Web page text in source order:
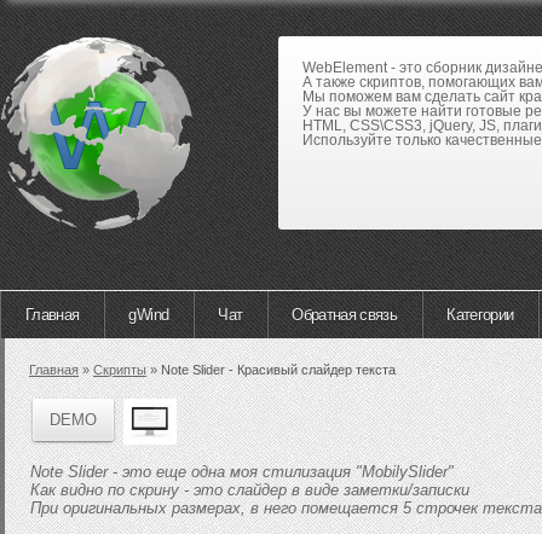
WebElement - это сборник
А также скриптов, помогающих
Мы поможем вам сделать сайт
У нас вы можете найти готовые
HTML, CSS\CSS3, jQuery, JS,
Используйте только
Главная gWind Чат Обратная связь Категории
Главная»Скрипты»Note Slider - Красивый слайдер текста
DEMO
Note Slider - это еще одна моя стилизация "MobilySlider"
Как видно по скрину - это слайдер в виде заметки/записки
При оригинальных размерах, в него помещается 5 строчек